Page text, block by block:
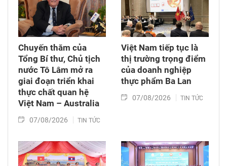
9-14/8/2026. Trả lời phỏng vấn phóng viên
TTXVN tại Sydney nhân dịp này, cựu Đại sứ
Australia tại Việt Nam Andrew Goledzinowski
cho rằng chuyến thăm của Tổng Bí thư, Chủ
tịch nước Tô Lâm đến Australia không chỉ
mang ý nghĩa đặc biệt về chính trị mà còn
được kỳ vọng tạo động lực mới để hiện thực
hóa các mục tiêu trong khuôn khổ Đối tác
Chiến lược toàn diện, mở ra thêm cơ hội hợp
tác trên các lĩnh vực kinh tế, công nghệ, năng
Chuyến thăm của
Tổng Bí thư, Chủ tịch
nước Tô Lâm mở ra
giai đoạn triển khai
thực chất quan hệ
Việt Nam – Australia
07/08/2026 TIN TỨC
Việt Nam tiếp tục là
thị trường trọng điểm
của doanh nghiệp
thực phẩm Ba Lan
07/08/2026 TIN TỨC